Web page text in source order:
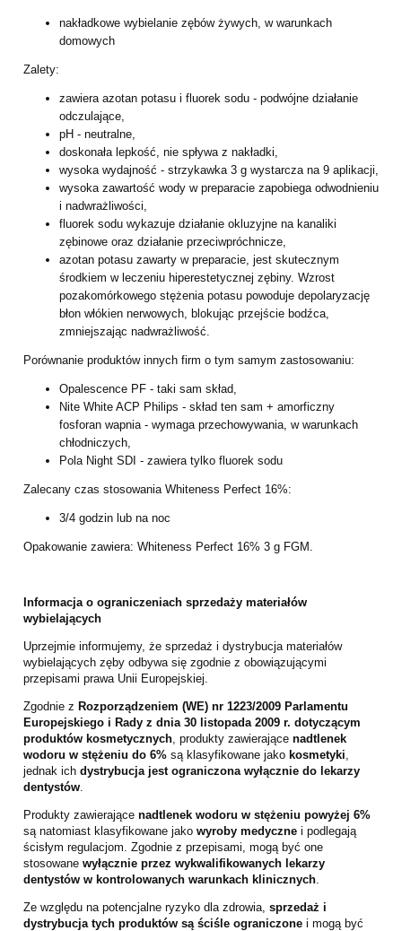
nakładkowe wybielanie zębów żywych, w warunkach
domowych
Zalety:
zawiera azotan potasu i fluorek sodu - podwójne działanie
odczulające,
pH - neutralne,
doskonała lepkość, nie spływa z nakładki,
wysoka wydajność - strzykawka 3 g wystarcza na 9 aplikacji,
wysoka zawartość wody w preparacie zapobiega odwodnieniu
i nadwrażliwości,
fluorek sodu wykazuje działanie okluzyjne na kanaliki
zębinowe oraz działanie przeciwpróchnicze,
azotan potasu zawarty w preparacie, jest skutecznym
środkiem w leczeniu hiperestetycznej zębiny. Wzrost
pozakomórkowego stężenia potasu powoduje depolaryzację
błon włókien nerwowych, blokując przejście bodźca,
zmniejszając nadwrażliwość.
Porównanie produktów innych firm o tym samym zastosowaniu:
Opalescence PF - taki sam skład,
Nite White ACP Philips - skład ten sam + amorficzny
fosforan wapnia - wymaga przechowywania, w warunkach
chłodniczych,
Pola Night SDI - zawiera tylko fluorek sodu
Zalecany czas stosowania Whiteness Perfect 16%:
3/4 godzin lub na noc
Opakowanie zawiera: Whiteness Perfect 16% 3 g FGM.
Informacja o ograniczeniach sprzedaży materiałów
wybielających
Uprzejmie informujemy, że sprzedaż i dystrybucja materiałów
wybielających zęby odbywa się zgodnie z obowiązującymi
przepisami prawa Unii Europejskiej.
Zgodnie z Rozporządzeniem (WE) nr 1223/2009 Parlamentu
Europejskiego i Rady z dnia 30 listopada 2009 r. dotyczącym
produktów kosmetycznych , produkty zawierające nadtlenek
wodoru w stężeniu do 6% są klasyfikowane jako kosmetyki
jednak ich dystrybucja jest ograniczona wyłącznie do lekarzy
dentystów
Produkty zawierające nadtlenek wodoru w stężeniu powyżej 6%
są natomiast klasyfikowane jako wyroby medyczne i podlegają
ścisłym regulacjom. Zgodnie z przepisami, mogą być one
stosowane wyłącznie przez wykwalifikowanych lekarzy
dentystów w kontrolowanych warunkach klinicznych
Ze względu na potencjalne ryzyko dla zdrowia, sprzedaż i
dystrybucja tych produktów są ściśle ograniczone i mogą być